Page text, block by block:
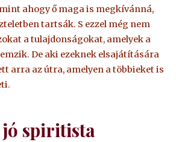
ahogy ő maga is megkívánná,
tartsák. S ezzel még nem
a tulajdonságokat, amelyek a
De aki ezeknek elsajátítására
arra az útra, amelyen a többieket is
jó spiritista